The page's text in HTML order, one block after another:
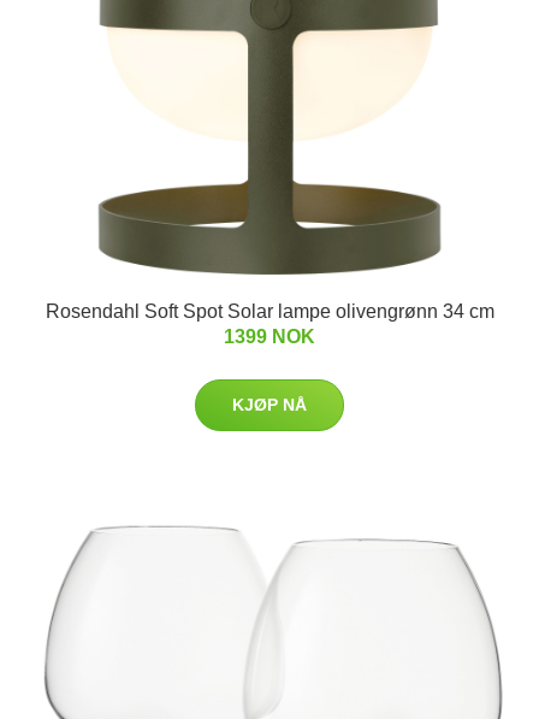
Rosendahl Soft Spot Solar lampe olivengrønn 34 cm
1399 NOK
KJØP NÅ